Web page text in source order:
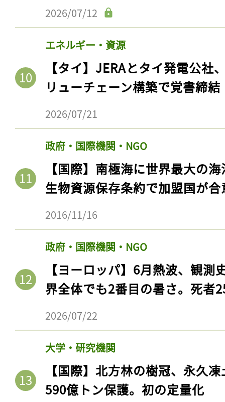
2026/07/12
エネルギー・資源
【タイ】JERAとタイ発電公社
リューチェーン構築で覚書締結
2026/07/21
政府・国際機関・NGO
【国際】南極海に世界最大の
生物資源保存条約で加盟国が合
2016/11/16
政府・国際機関・NGO
【ヨーロッパ】6月熱波、観
界全体でも2番目の暑さ。死者
2026/07/22
大学・研究機関
【国際】北方林の樹冠、永久
590億トン保護。初の定量化
記事をお気に入りに
ログインが必
ログイン